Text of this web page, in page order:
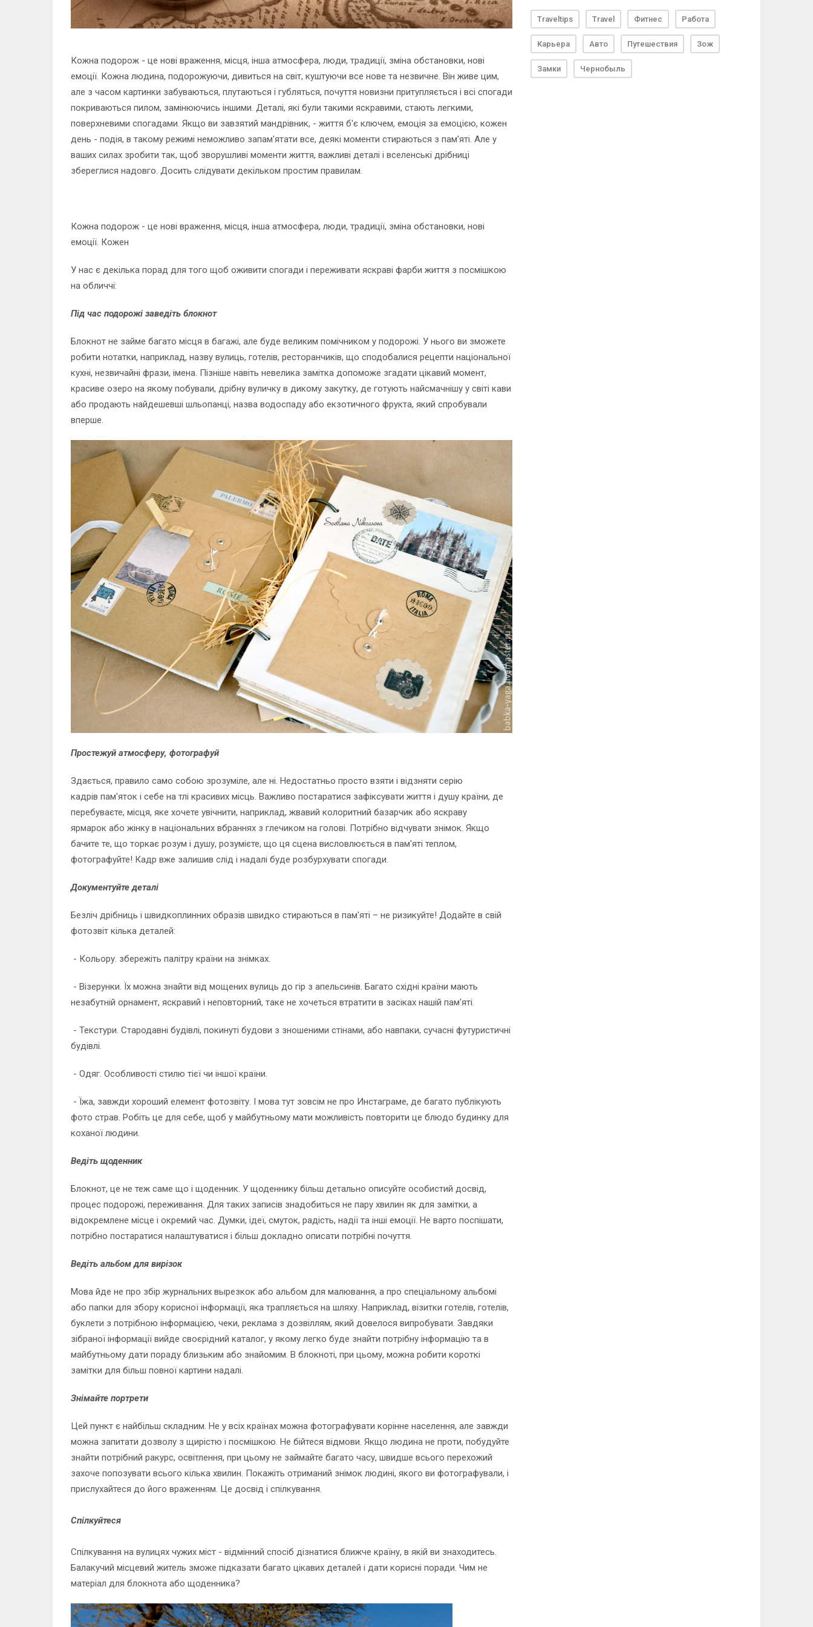
Кожна подорож - це нові враження, місця, інша атмосфера, люди, традиції, зміна обстановки, нові
емоції. Кожна людина, подорожуючи, дивиться на світ, куштуючи все нове та незвичне. Він живе цим,
але з часом картинки забуваються, плутаються і губляться, почуття новизни притупляється і всі спогади
покриваються пилом, замінюючись іншими. Деталі, які були такими яскравими, стають легкими,
поверхневими спогадами. Якщо ви завзятий мандрівник, - життя б'є ключем, емоція за емоцією, кожен
день - подія, в такому режимі неможливо запам'ятати все, деякі моменти стираються з пам'яті. Але у
ваших силах зробити так, щоб зворушливі моменти життя, важливі деталі і вселенські дрібниці
збереглися надовго. Досить слідувати декільком простим правилам.
Кожна подорож - це нові враження, місця, інша атмосфера, люди, традиції, зміна обстановки, нові
емоції. Кожен
У нас є декілька порад для того щоб оживити спогади і переживати яскраві фарби життя з посмішкою
на обличчі:
Під час подорожі заведіть блокнот
Блокнот не займе багато місця в багажі, але буде великим помічником у подорожі. У нього ви зможете
робити нотатки, наприклад, назву вулиць, готелів, ресторанчиків, що сподобалися рецепти національної
кухні, незвичайні фрази, імена. Пізніше навіть невелика замітка допоможе згадати цікавий момент,
красиве озеро на якому побували, дрібну вуличку в дикому закутку, де готують найсмачнішу у світі кави
або продають найдешевші шльопанці, назва водоспаду або екзотичного фрукта, який спробували
вперше.
Простежуй атмосферу, фотографуй
Здається, правило само собою зрозуміле, але ні. Недостатньо просто взяти і відзняти серію
кадрів пам'яток і себе на тлі красивих місць. Важливо постаратися зафіксувати життя і душу країни, де
перебуваєте, місця, яке хочете увічнити, наприклад, жвавий колоритний базарчик або яскраву
ярмарок або жінку в національних вбраннях з глечиком на голові. Потрібно відчувати знімок. Якщо
бачите те, що торкає розум і душу, розумієте, що ця сцена висловлюється в пам'яті теплом,
фотографуйте! Кадр вже залишив слід і надалі буде розбурхувати спогади.
Документуйте деталі
Безліч дрібниць і швидкоплинних образів швидко стираються в пам'яті – не ризикуйте! Додайте в свій
фотозвіт кілька деталей:
- Кольору. збережіть палітру країни на знімках.
- Візерунки. Їх можна знайти від мощених вулиць до гір з апельсинів. Багато східні країни мають
незабутній орнамент, яскравий і неповторний, таке не хочеться втратити в засіках нашій пам'яті.
- Текстури. Стародавні будівлі, покинуті будови з зношеними стінами, або навпаки, сучасні футуристичні
будівлі.
- Одяг. Особливості стилю тієї чи іншої країни.
- Їжа, завжди хороший елемент фотозвіту. І мова тут зовсім не про Инстаграме, де багато публікують
фото страв. Робіть це для себе, щоб у майбутньому мати можливість повторити це блюдо будинку для
коханої людини.
Ведіть щоденник
Блокнот, це не теж саме що і щоденник. У щоденнику більш детально описуйте особистий досвід,
процес подорожі, переживання. Для таких записів знадобиться не пару хвилин як для замітки, а
відокремлене місце і окремий час. Думки, ідеї, смуток, радість, надії та інші емоції. Не варто поспішати,
потрібно постаратися налаштуватися і більш докладно описати потрібні почуття.
Ведіть альбом для вирізок
Мова йде не про збір журнальних вырезкок або альбом для малювання, а про спеціальному альбомі
або папки для збору корисної інформації, яка трапляється на шляху. Наприклад, візитки готелів, готелів,
буклети з потрібною інформацією, чеки, реклама з дозвіллям, який довелося випробувати. Завдяки
зібраної інформації вийде своєрідний каталог, у якому легко буде знайти потрібну інформацію та в
майбутньому дати пораду близьким або знайомим. В блокноті, при цьому, можна робити короткі
замітки для більш повної картини надалі.
Знімайте портрети
Цей пункт є найбільш складним. Не у всіх країнах можна фотографувати корінне населення, але завжди
можна запитати дозволу з щирістю і посмішкою. Не бійтеся відмови. Якщо людина не проти, побудуйте
знайти потрібний ракурс, освітлення, при цьому не займайте багато часу, швидше всього перехожий
захоче попозувати всього кілька хвилин. Покажіть отриманий знімок людині, якого ви фотографували, і
прислухайтеся до його враженням. Це досвід і спілкування.
Спілкуйтеся
Спілкування на вулицях чужих міст - відмінний спосіб дізнатися ближче країну, в якій ви знаходитесь.
Балакучий місцевий житель зможе підказати багато цікавих деталей і дати корисні поради. Чим не
матеріал для блокнота або щоденника?
Traveltips Travel Фитнес Работа
Карьера Авто Путешествия Зож
Замки Чернобыль